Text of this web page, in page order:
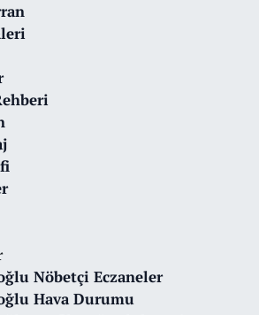
Nöbetçi Eczaneler
Hava Durumu